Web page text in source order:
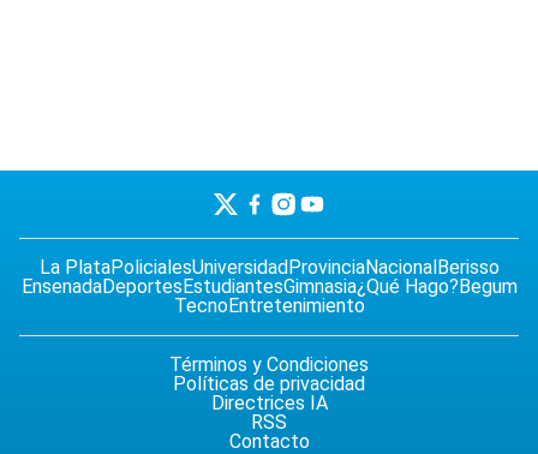
La PlataPolicialesUniversidadProvinciaNacionalBerisso
EnsenadaDeportesEstudiantesGimnasia¿Qué Hago?Begum
TecnoEntretenimiento
Términos y Condiciones
Políticas de privacidad
Directrices IA
RSS
Contacto